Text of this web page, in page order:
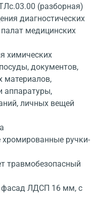
(разборная)
диагностических
медицинских
химических
документов,
материалов,
аппаратуры,
личных вещей
ручки-
травмобезопасный
ЛДСП 16 мм, с